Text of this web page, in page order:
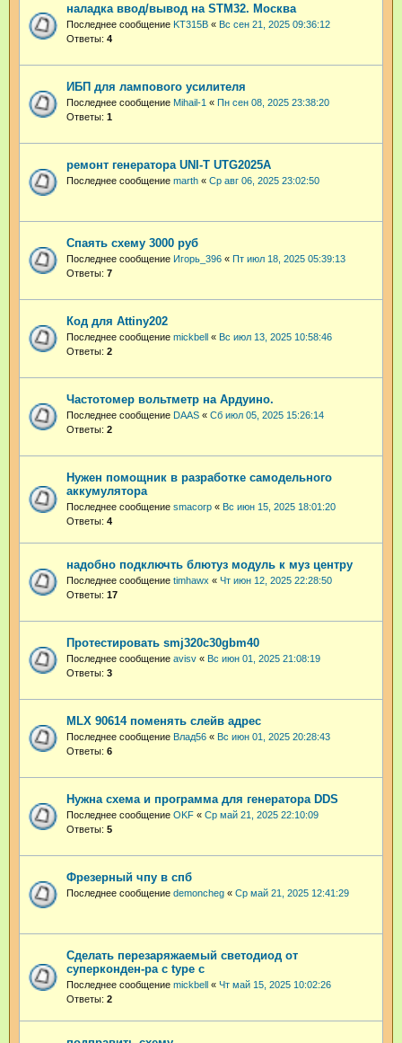
наладка ввод/вывод на STM32. Москва
Последнее сообщение KT315B « Вс сен 21, 2025 09:36:12
Ответы: 4
ИБП для лампового усилителя
Последнее сообщение Mihail-1 « Пн сен 08, 2025 23:38:20
Ответы: 1
ремонт генератора UNI-T UTG2025A
Последнее сообщение marth « Ср авг 06, 2025 23:02:50
Спаять схему 3000 руб
Последнее сообщение Игорь_396 « Пт июл 18, 2025 05:39:13
Ответы: 7
Код для Attiny202
Последнее сообщение mickbell « Вс июл 13, 2025 10:58:46
Ответы: 2
Частотомер вольтметр на Ардуино.
Последнее сообщение DAAS « Сб июл 05, 2025 15:26:14
Ответы: 2
Нужен помощник в разработке самодельного
аккумулятора
Последнее сообщение smacorp « Вс июн 15, 2025 18:01:20
Ответы: 4
надобно подключть блютуз модуль к муз центру
Последнее сообщение timhawx « Чт июн 12, 2025 22:28:50
Ответы: 17
Протестировать smj320c30gbm40
Последнее сообщение avisv « Вс июн 01, 2025 21:08:19
Ответы: 3
MLX 90614 поменять слейв адрес
Последнее сообщение Влад56 « Вс июн 01, 2025 20:28:43
Ответы: 6
Нужна схема и программа для генератора DDS
Последнее сообщение OKF « Ср май 21, 2025 22:10:09
Ответы: 5
Фрезерный чпу в спб
Последнее сообщение demoncheg « Ср май 21, 2025 12:41:29
Сделать перезаряжаемый светодиод от
суперконден-ра с type c
Последнее сообщение mickbell « Чт май 15, 2025 10:02:26
Ответы: 2